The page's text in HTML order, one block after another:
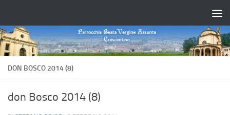
DON BOSCO 2014 (8)
don Bosco 2014 (8)